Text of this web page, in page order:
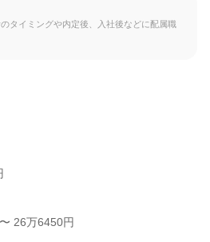
タイミングや内定後、入社後などに配属職
26万6450円